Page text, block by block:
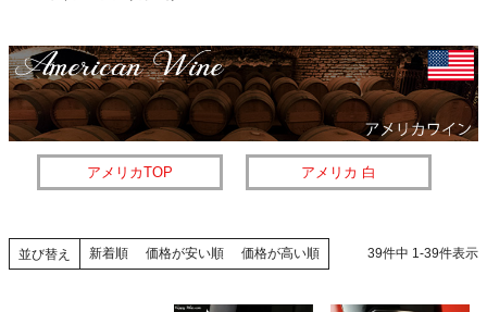
アメリカTOP アメリカ 白
並び替え 新着順 価格が安い順 価格が高い順 39件中 1-39件表示